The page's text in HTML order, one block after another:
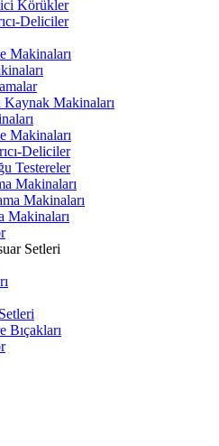
Körükler
Deliciler
Makinaları
Makinaları
Makinaları
Deliciler
Testereler
Makinaları
Makinaları
Makinaları
Setleri
Bıçakları